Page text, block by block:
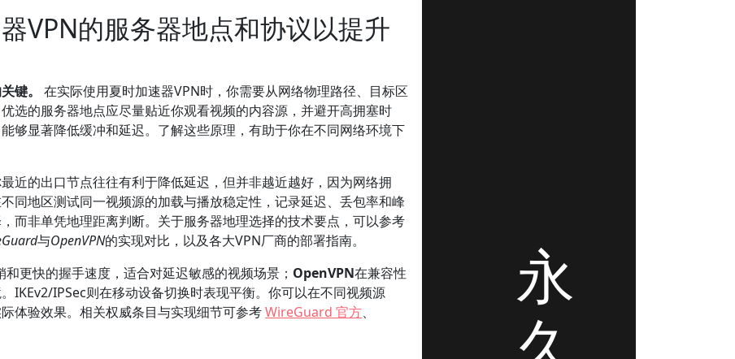
VPN的服务器地点和协议以提升
键。
在实际使用夏时加速器VPN时，你需要从网络物理路径、目标区
选的服务器地点应尽量贴近你观看视频的内容源，并避开高拥塞时
够显著降低缓冲和延迟。了解这些原理，有助于你在不同网络环境下
近的出口节点往往有利于降低延迟，但并非越近越好，因为网络拥
同地区测试同一视频源的加载与播放稳定性，记录延迟、丢包率和峰
而非单凭地理距离判断。关于服务器地理选择的技术要点，可以参考
与OpenVPN的实现对比，以及各大VPN厂商的部署指南。
更快的握手速度，适合对延迟敏感的视频场景； OpenVPN在兼容性
IKEv2/IPSec则在移动设备切换时表现平衡。你可以在不同视频源
体验效果。相关权威条目与实现细节可参考WireGuard 官方、
永